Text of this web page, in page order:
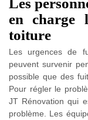
Les
en charge
toiture
Les urgences de
peuvent survenir
possible que des
Pour régler le
JT Rénovation qui
problème. Les